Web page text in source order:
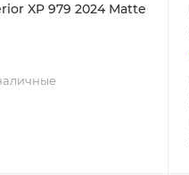
XP 979 2024 Matte